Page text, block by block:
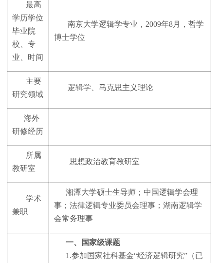
最高
学历学位
毕业院
校、专
业、时间
南京大学逻辑学专业， 2009年8月，哲学
博士学位
主要
研究领域
逻辑学、马克思主义理论
海外
研修经历
所属
教研室
思想政治教育教研室
学术
兼职
湘潭大学硕士生导师；中国逻辑学会理
事；法律逻辑专业委员会理事；湖南逻辑学
会常务理事
一、国家级课题
1.参加国家社科基金“经济逻辑研究”（已